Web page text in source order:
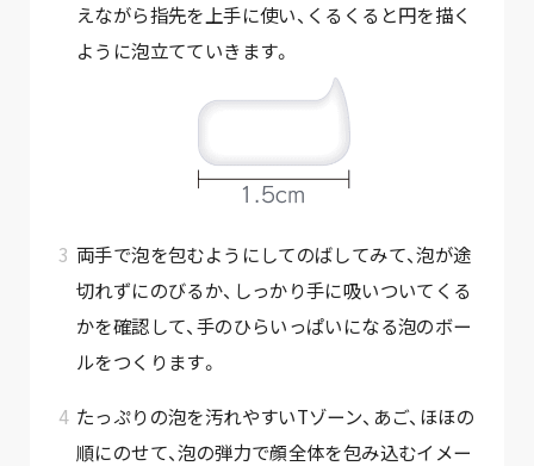
えながら指先を上手に使い、くるくると円を描く
ように泡立てていきます。
両手で泡を包むようにしてのばしてみて、泡が途
切れずにのびるか、しっかり手に吸いついてくる
かを確認して、手のひらいっぱいになる泡のボー
ルをつくります。
たっぷりの泡を汚れやすいTゾーン、あご、ほほの
順にのせて、泡の弾力で顔全体を包み込むイメー